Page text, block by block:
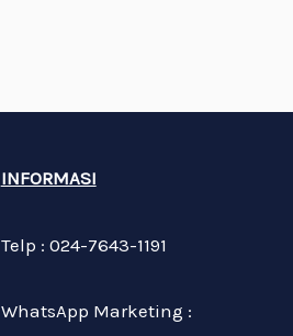
INFORMASI
Telp : 024-7643-1191
WhatsApp Marketing :